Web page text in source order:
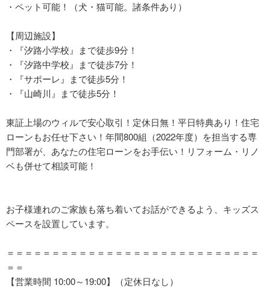
・ペット可能！（犬・猫可能。諸条件あり）
【周辺施設】
・『汐路小学校』まで徒歩9分！
・『汐路中学校』まで徒歩7分！
・『サポーレ』まで徒歩5分！
・『山崎川』まで徒歩5分！
東証上場のウィルで安心取引！定休日無！平日特典あり！住宅
ローンもお任せ下さい！年間800組（2022年度）を担当する専
門部署が、あなたの住宅ローンをお手伝い！リフォーム・リノ
ベも併せて相談可能！
お子様連れのご家族も落ち着いてお話ができるよう、キッズス
ペースを設置しています。
＝＝＝＝＝＝＝＝＝＝＝＝＝＝＝＝＝＝＝＝＝＝＝＝＝＝＝＝
＝＝
【営業時間 10:00～19:00】（定休日なし）